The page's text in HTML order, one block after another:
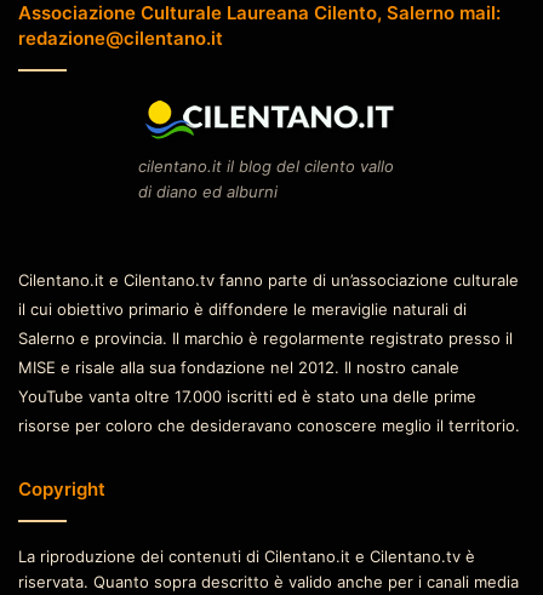
Associazione Culturale Laureana Cilento, Salerno mail:
redazione@cilentano.it
cilentano.it il blog del cilento vallo
di diano ed alburni
Cilentano.it e Cilentano.tv fanno parte di un’associazione culturale
il cui obiettivo primario è diffondere le meraviglie naturali di
Salerno e provincia. Il marchio è regolarmente registrato presso il
MISE e risale alla sua fondazione nel 2012. Il nostro canale
YouTube vanta oltre 17.000 iscritti ed è stato una delle prime
risorse per coloro che desideravano conoscere meglio il territorio.
Copyright
La riproduzione dei contenuti di Cilentano.it e Cilentano.tv è
riservata. Quanto sopra descritto è valido anche per i canali media